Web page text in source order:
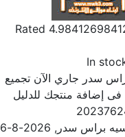
Rated
In
سدر جاري الآن تجميع
إضافة منتجك للدليل
براس سدر,
2026-8-6